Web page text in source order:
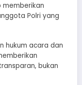
memberikan
Polri yang
hukum acara dan
bukan